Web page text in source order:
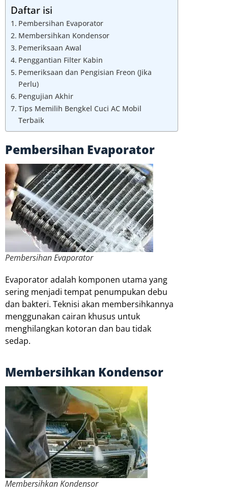
Daftar isi
Pembersihan Evaporator
Membersihkan Kondensor
Pemeriksaan Awal
Penggantian Filter Kabin
Pemeriksaan dan Pengisian Freon (Jika
Perlu)
Pengujian Akhir
Tips Memilih Bengkel Cuci AC Mobil
Terbaik
Pembersihan Evaporator
Pembersihan Evaporator
Evaporator adalah komponen utama yang
sering menjadi tempat penumpukan debu
dan bakteri. Teknisi akan membersihkannya
menggunakan cairan khusus untuk
menghilangkan kotoran dan bau tidak
sedap.
Membersihkan Kondensor
Membersihkan Kondensor